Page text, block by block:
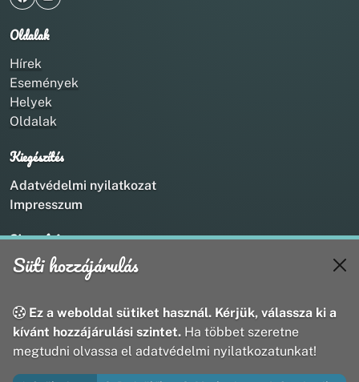
Oldalak
Hírek
Események
Helyek
Oldalak
Kiegészítés
Adatvédelmi nyilatkozat
Impresszum
Kapcsolat
+36 20 211 1888
webmaster@utirany.hu
8419 Csesznek, Vasút u.18.
Süti hozzájárulás
Ez a weboldal sütiket használ. Kérjük, válassza ki a
kívánt hozzájárulási szintet. Ha többet szeretne
megtudni olvassa el adatvédelmi nyilatkozatunkat!